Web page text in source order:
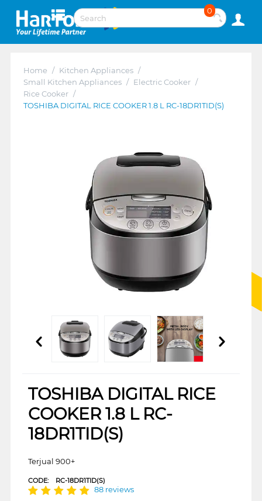
0
Home / Kitchen Appliances /
Small Kitchen Appliances / Electric Cooker /
Rice Cooker /
TOSHIBA DIGITAL RICE COOKER 1.8 L RC-18DR1TID(S)
TOSHIBA DIGITAL RICE
COOKER 1.8 L RC-
18DR1TID(S)
Terjual 900+
CODE: RC-18DR1TID(S)
88 reviews